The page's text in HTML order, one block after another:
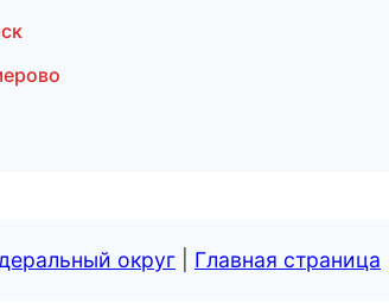
округ Главная страница